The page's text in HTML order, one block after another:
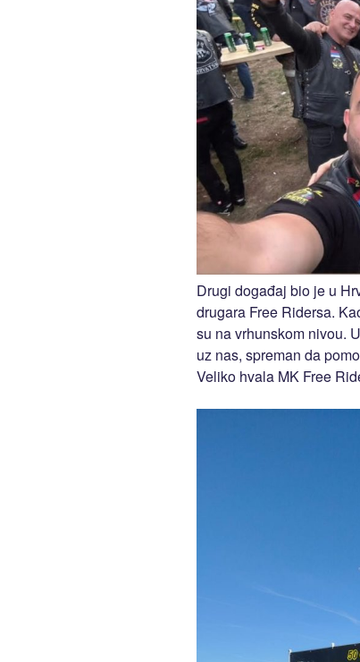
Drugi događaj bio je u
drugara Free Ridersa.
su na vrhunskom nivou.
uz nas, spreman da
Veliko hvala MK Free